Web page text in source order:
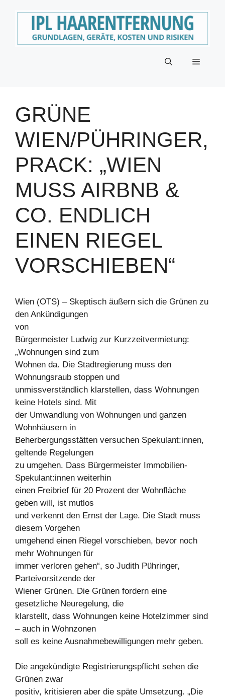
Menü
GRÜNE
WIEN/PÜHRINGER,
PRACK: „WIEN
MUSS AIRBNB &
CO. ENDLICH
EINEN RIEGEL
VORSCHIEBEN“
Wien (OTS) – Skeptisch äußern sich die Grünen zu
den Ankündigungen
von
Bürgermeister Ludwig zur Kurzzeitvermietung:
„Wohnungen sind zum
Wohnen da. Die Stadtregierung muss den
Wohnungsraub stoppen und
unmissverständlich klarstellen, dass Wohnungen
keine Hotels sind. Mit
der Umwandlung von Wohnungen und ganzen
Wohnhäusern in
Beherbergungsstätten versuchen Spekulant:innen,
geltende Regelungen
zu umgehen. Dass Bürgermeister Immobilien-
Spekulant:innen weiterhin
einen Freibrief für 20 Prozent der Wohnfläche
geben will, ist mutlos
und verkennt den Ernst der Lage. Die Stadt muss
diesem Vorgehen
umgehend einen Riegel vorschieben, bevor noch
mehr Wohnungen für
immer verloren gehen“, so Judith Pühringer,
Parteivorsitzende der
Wiener Grünen. Die Grünen fordern eine
gesetzliche Neuregelung, die
klarstellt, dass Wohnungen keine Hotelzimmer sind
– auch in Wohnzonen
soll es keine Ausnahmebewilligungen mehr geben.
Die angekündigte Registrierungspflicht sehen die
Grünen zwar
positiv, kritisieren aber die späte Umsetzung. „Die